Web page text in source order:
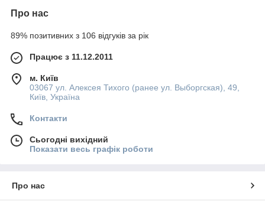
Про нас
89% позитивних з 106 відгуків за рік
Працює з 11.12.2011
м. Київ
03067 ул. Алексея Тихого (ранее ул. Выборгская), 49,
Київ, Україна
Контакти
Сьогодні вихідний
Показати весь графік роботи
Про нас